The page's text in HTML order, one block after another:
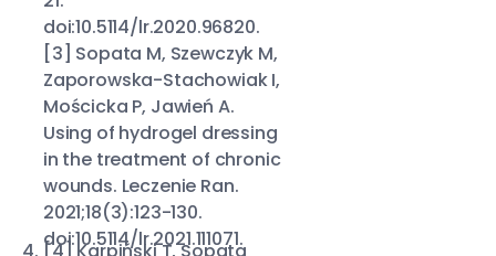
doi:10.5114/lr.2020.96820.
[3] Sopata M, Szewczyk M,
Zaporowska-Stachowiak I,
Mościcka P, Jawień A.
Using of hydrogel dressing
in the treatment of chronic
wounds. Leczenie Ran.
2021;18(3):123-130.
doi:10.5114/lr.2021.111071.